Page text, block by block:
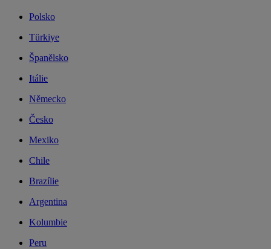
Polsko
Türkiye
Španělsko
Itálie
Německo
Česko
Mexiko
Chile
Brazílie
Argentina
Kolumbie
Peru